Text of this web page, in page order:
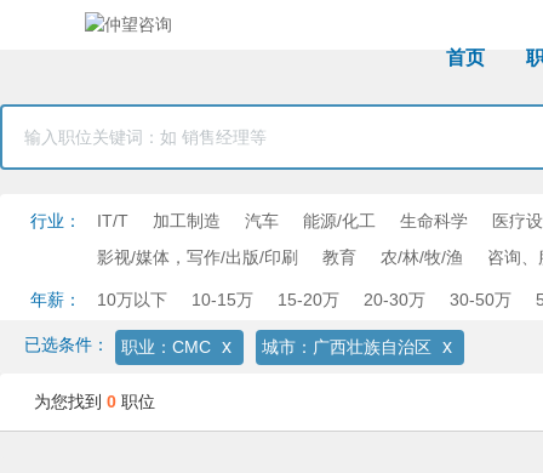
首页
行业： IT/T 加工制造 汽车 能源/化工 生命科学
医疗
影视/媒体，写作/出版/印刷
教育 农/林/牧/渔 咨询、
年薪： 10万以下 10-15万 15-20万 20-30万 30-50万
已选条件： 职业：CMC x 城市：广西壮族自治区 x
为您找到 0 职位